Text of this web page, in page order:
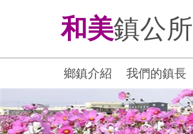
和美鎮公所
鄉鎮介紹 我們的鎮長